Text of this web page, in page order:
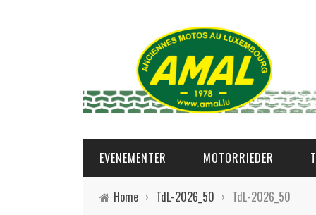
EVENEMENTER MOTORRIEDER
Home › TdL-2026_50 › TdL-2026_50